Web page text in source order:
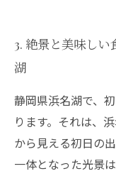
3. 絶景と美味し
湖
静岡県浜名湖で、
ります。それは、
から見える初日の
一体となった光景